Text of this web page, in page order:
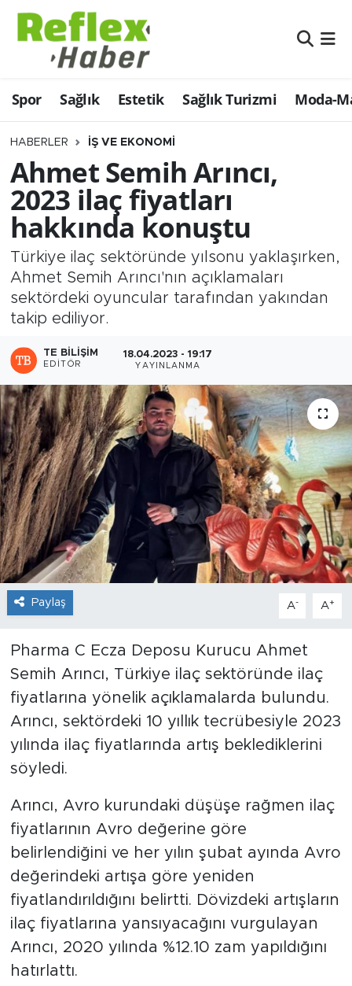
Spor Sağlık Estetik Sağlık Turizmi Moda-
HABERLER İŞ VE EKONOMI
Ahmet Semih Arıncı,
2023 ilaç fiyatları
hakkında konuştu
Türkiye ilaç sektöründe yılsonu yaklaşırken,
Ahmet Semih Arıncı'nın açıklamaları
sektördeki oyuncular tarafından yakından
takip ediliyor.
TE BILIŞIM
EDITÖR
18.04.2023 - 19:17
YAYINLANMA
Paylaş A- A+
Pharma C Ecza Deposu Kurucu Ahmet
Semih Arıncı, Türkiye ilaç sektöründe ilaç
fiyatlarına yönelik açıklamalarda bulundu.
Arıncı, sektördeki 10 yıllık tecrübesiyle 2023
yılında ilaç fiyatlarında artış beklediklerini
söyledi.
Arıncı, Avro kurundaki düşüşe rağmen ilaç
fiyatlarının Avro değerine göre
belirlendiğini ve her yılın şubat ayında Avro
değerindeki artışa göre yeniden
fiyatlandırıldığını belirtti. Dövizdeki artışların
ilaç fiyatlarına yansıyacağını vurgulayan
Arıncı, 2020 yılında %12.10 zam yapıldığını
hatırlattı.
Eğitim
Estetik
Firmalardan
Güncel
İş ve Ekonomi
Moda-Magazin-Eğlence
Sağlık
Spor
Teknoloji
Nöbetçi Eczaneler
Hava Durumu
Namaz Vakitleri
Trafik Durumu
Şampiyonlar Ligi Puan Durumu ve Fikstür
Tüm Manşetler
Son Dakika Haberleri